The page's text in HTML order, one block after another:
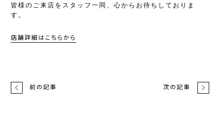
皆様のご来店をスタッフ一同、心からお待ちしておりま
す。
店舗詳細はこちらから
前の記事 次の記事